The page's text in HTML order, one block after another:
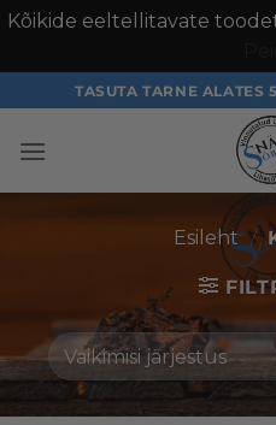
Kõikide eeltellitavate
TASUTA TARNE ALATES
Esileht /